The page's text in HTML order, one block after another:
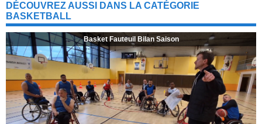
DÉCOUVREZ AUSSI DANS LA CATÉGORIE
BASKETBALL
Basket Fauteuil Bilan Saison